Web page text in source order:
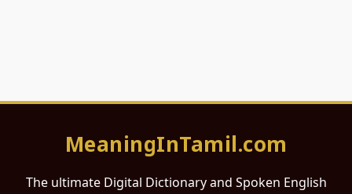
MeaningInTamil.com
The ultimate Digital Dictionary and Spoken English